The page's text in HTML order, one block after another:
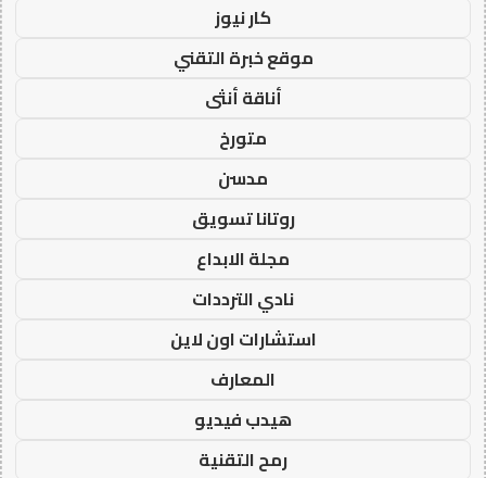
كار نيوز
موقع خبرة التقني
أناقة أنثى
متورخ
مدسن
روتانا تسويق
مجلة الابداع
نادي الترددات
استشارات اون لاين
المعارف
هيدب فيديو
رمح التقنية